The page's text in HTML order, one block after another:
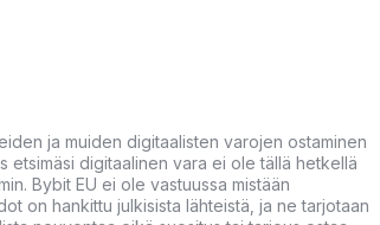
ja muiden digitaalisten varojen ostaminen
etsimäsi digitaalinen vara ei ole tällä hetkellä
Bybit EU ei ole vastuussa mistään
on hankittu julkisista lähteistä, ja ne tarjotaan